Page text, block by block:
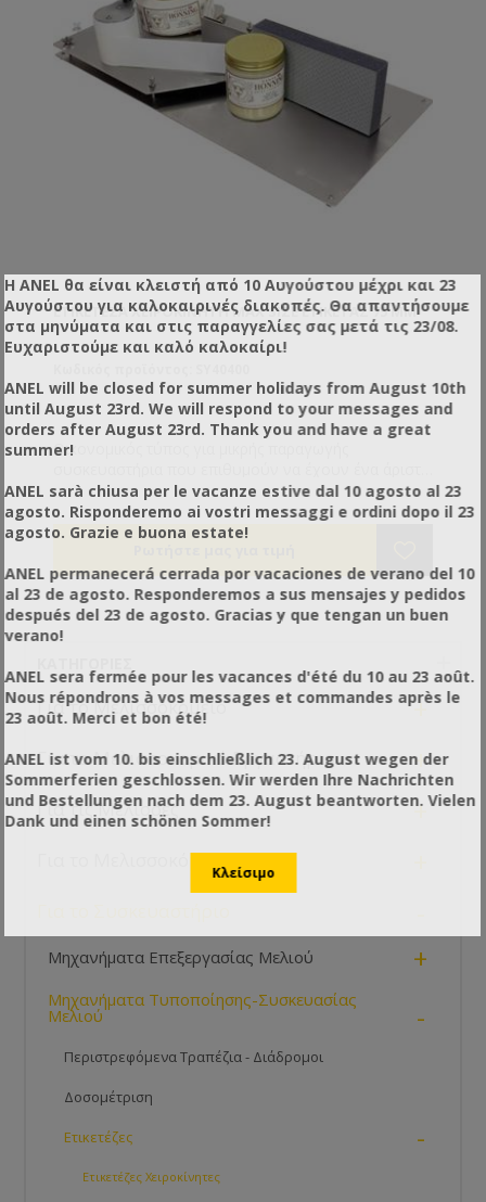
ΕΤΙΚΕΤΈΖΑ ΧΕΙΡΟΚΊΝΗΤΗ MAX SIZE ΕΤΙΚΈΤΑΣ 75 MM
Οικονομικός τύπος για μικρής παραγωγής
συσκευασμένο προϊόν. Απλή κατασκευή, δεν απαιτεί
ρεύμα. Η ετικέτα ξετυλίγεται και κολλιέται στο βάζο
ενώ ταυτόχρονα μαζεύεται το άδειο χαρτί. Αυτά με
του μοχλού ξετυλίγματος με το άλλο . Έτσι οι
ετικέτες σας θα είναι κολλημένες ίσια στα βάζα σας.
Για όλους τους τύπους των βάζων. Περιορισμός
ύψους ετικέτας 14 cm.
Για το Μελισσοκομείο +
Για το Μελισσοκομικό Εργαστήριο +
Για τις Μέλισσες +
Για το Μελισσοκόμο
Μηχανήματα Επεξεργασίας Μελιού +
Μηχανήματα Τυποποίησης-Συσκευασίας
Μελιού -
Περιστρεφόμενα Τραπέζια - Διάδρομοι
Δοσομέτριση
Ετικετέζες -
Ετικετέζες Χειροκίνητες
Η ANEL θα είναι κλειστή από 10 Αυγούστου μέχρι και 23
Αυγούστου για καλοκαιρινές διακοπές. Θα απαντήσουμε
στα μηνύματα και στις παραγγελίες σας μετά τις 23/08.
Ευχαριστούμε και καλό καλοκαίρι!
ANEL will be closed for summer holidays from August 10th
until August 23rd. We will respond to your messages and
orders after August 23rd. Thank you and have a great
summer!
ANEL sarà chiusa per le vacanze estive dal 10 agosto al 23
agosto. Risponderemo ai vostri messaggi e ordini dopo il 23
agosto. Grazie e buona estate!
ANEL permanecerá cerrada por vacaciones de verano del 10
al 23 de agosto. Responderemos a sus mensajes y pedidos
después del 23 de agosto. Gracias y que tengan un buen
verano!
ANEL sera fermée pour les vacances d'été du 10 au 23 août.
Nous répondrons à vos messages et commandes après le
23 août. Merci et bon été!
ANEL ist vom 10. bis einschließlich 23. August wegen der
Sommerferien geschlossen. Wir werden Ihre Nachrichten
und Bestellungen nach dem 23. August beantworten. Vielen
Dank und einen schönen Sommer!